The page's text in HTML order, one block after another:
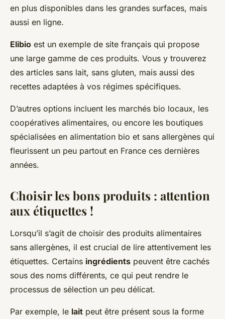
en plus disponibles dans les grandes surfaces, mais
aussi en ligne.
Elibio est un exemple de site français qui propose
une large gamme de ces produits. Vous y trouverez
des articles sans lait, sans gluten, mais aussi des
recettes adaptées à vos régimes spécifiques.
D’autres options incluent les marchés bio locaux, les
coopératives alimentaires, ou encore les boutiques
spécialisées en alimentation bio et sans allergènes qui
fleurissent un peu partout en France ces dernières
années.
Choisir les bons produits : attention
aux étiquettes !
Lorsqu’il s’agit de choisir des produits alimentaires
sans allergènes, il est crucial de lire attentivement les
étiquettes. Certains ingrédients peuvent être cachés
sous des noms différents, ce qui peut rendre le
processus de sélection un peu délicat.
Par exemple, le lait peut être présent sous la forme